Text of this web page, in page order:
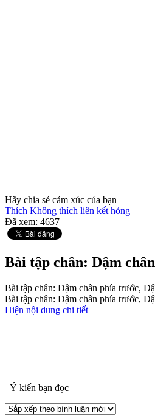
Hãy chia sẻ cảm xúc của bạn
Thích Không thích liên kết hỏng
Đã xem: 4637
Bài tập chân: Dậm
Bài tập chân: Dậm chân phía trước,
Bài tập chân: Dậm chân phía trước,
Hiện nội dung chi tiết
Ý kiến bạn đọc